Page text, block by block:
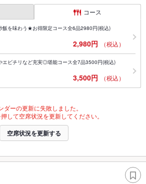
コース
飯を味わう★お得限定コース全6品2980円(税込)
2,980円 （税込）
エビチリなど充実◎堪能コース全7品3500円(税込)
3,500円 （税込）
ダーの更新に失敗しました。
して空席状況を更新してください。
空席状況を更新する